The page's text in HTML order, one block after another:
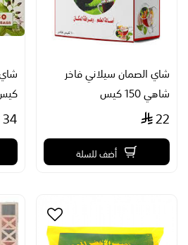
شاي الصمان سيلاني فاخر
شاهي 150 كيس
22
أضف للسلة
34